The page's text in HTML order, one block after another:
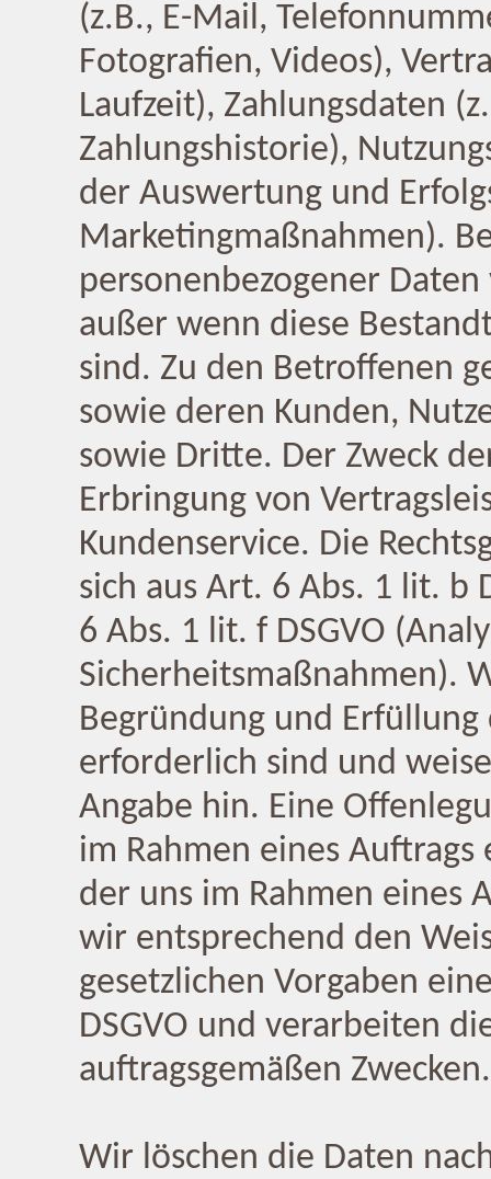
(z.B., E-Mail,
Fotografien, Videos),
Laufzeit), Zahlungsdaten
Zahlungshistorie),
der Auswertung und
Marketingmaßnahmen).
personenbezogener
außer wenn diese
sind. Zu den Betroffenen
sowie deren Kunden,
sowie Dritte. Der Zweck
Erbringung von
Kundenservice. Die
sich aus Art. 6 Abs. 1 lit. b
6 Abs. 1 lit. f DSGVO
Sicherheitsmaßnahmen).
Begründung und
erforderlich sind und
Angabe hin. Eine
im Rahmen eines
der uns im Rahmen eines
wir entsprechend den
gesetzlichen Vorgaben
DSGVO und verarbeiten
auftragsgemäßen Zwecken.
Wir löschen die Daten